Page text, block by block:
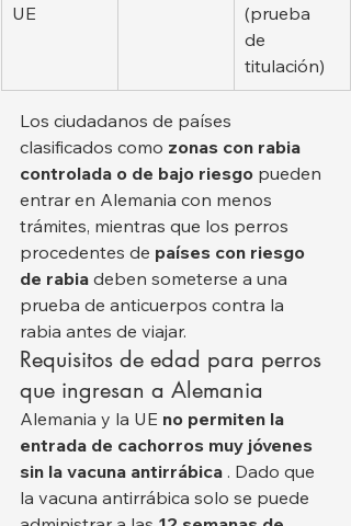
UE
(prueba
de
titulación)
Los ciudadanos de países
clasificados como zonas con rabia
controlada o de bajo riesgo pueden
entrar en Alemania con menos
trámites, mientras que los perros
procedentes de países con riesgo
de rabia deben someterse a una
prueba de anticuerpos contra la
rabia antes de viajar.
Requisitos de edad para perros
que ingresan a Alemania
Alemania y la UE no permiten la
entrada de cachorros muy jóvenes
sin la vacuna antirrábica . Dado que
la vacuna antirrábica solo se puede